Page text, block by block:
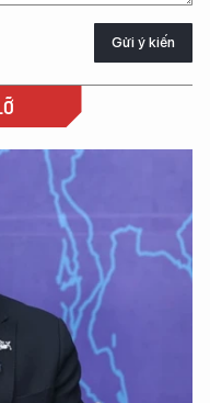
Gửi ý kiến